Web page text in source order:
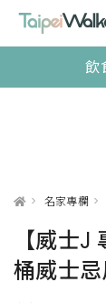
飲
> 名家專欄 >
【威士
桶威士